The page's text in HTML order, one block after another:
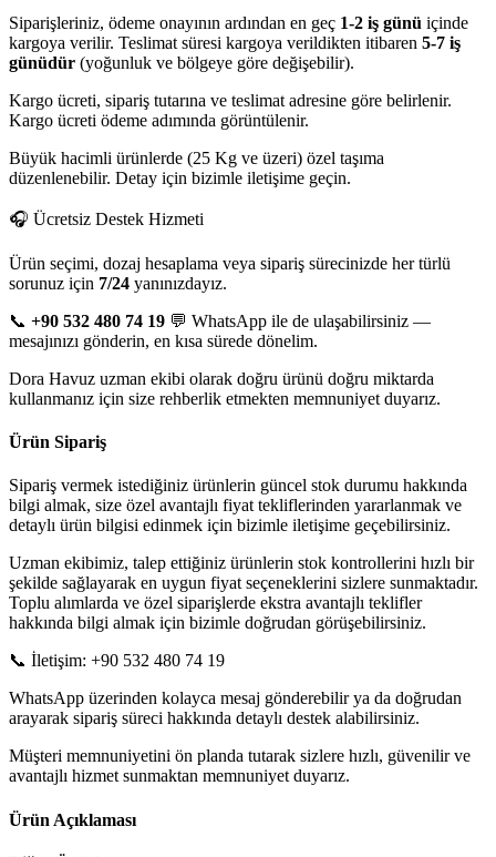
Siparişleriniz, ödeme onayının ardından en geç 1-2 iş günü içinde
kargoya verilir. Teslimat süresi kargoya verildikten itibaren 5-7 iş
günüdür (yoğunluk ve bölgeye göre değişebilir).
Kargo ücreti, sipariş tutarına ve teslimat adresine göre belirlenir.
Kargo ücreti ödeme adımında görüntülenir.
Büyük hacimli ürünlerde (25 Kg ve üzeri) özel taşıma
düzenlenebilir. Detay için bizimle iletişime geçin.
🎧 Ücretsiz Destek Hizmeti
Ürün seçimi, dozaj hesaplama veya sipariş sürecinizde her türlü
sorunuz için 7/24 yanınızdayız.
📞 +90 532 480 74 19 💬 WhatsApp ile de ulaşabilirsiniz —
mesajınızı gönderin, en kısa sürede dönelim.
Dora Havuz uzman ekibi olarak doğru ürünü doğru miktarda
kullanmanız için size rehberlik etmekten memnuniyet duyarız.
Ürün Sipariş
Sipariş vermek istediğiniz ürünlerin güncel stok durumu hakkında
bilgi almak, size özel avantajlı fiyat tekliflerinden yararlanmak ve
detaylı ürün bilgisi edinmek için bizimle iletişime geçebilirsiniz.
Uzman ekibimiz, talep ettiğiniz ürünlerin stok kontrollerini hızlı bir
şekilde sağlayarak en uygun fiyat seçeneklerini sizlere sunmaktadır.
Toplu alımlarda ve özel siparişlerde ekstra avantajlı teklifler
hakkında bilgi almak için bizimle doğrudan görüşebilirsiniz.
📞 İletişim: +90 532 480 74 19
WhatsApp üzerinden kolayca mesaj gönderebilir ya da doğrudan
arayarak sipariş süreci hakkında detaylı destek alabilirsiniz.
Müşteri memnuniyetini ön planda tutarak sizlere hızlı, güvenilir ve
avantajlı hizmet sunmaktan memnuniyet duyarız.
Ürün Açıklaması